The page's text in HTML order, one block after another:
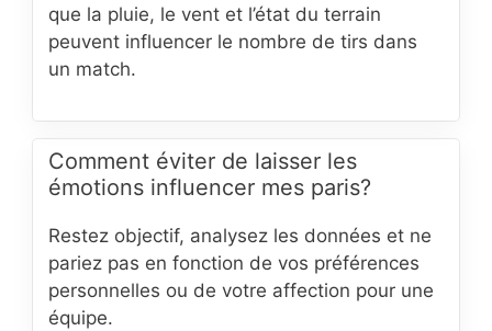
que la pluie, le vent et l’état du terrain
peuvent influencer le nombre de tirs dans
un match.
Comment éviter de laisser les
émotions influencer mes paris?
Restez objectif, analysez les données et ne
pariez pas en fonction de vos préférences
personnelles ou de votre affection pour une
équipe.